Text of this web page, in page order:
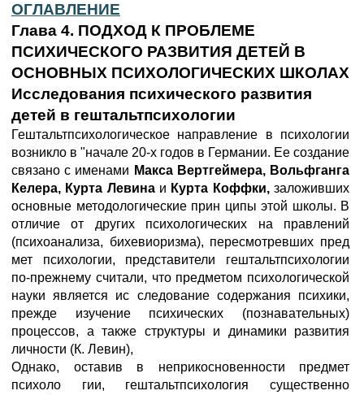
ОГЛАВЛЕНИЕ
Глава 4. ПОДХОД К ПРОБЛЕМЕ
ПСИХИЧЕСКОГО РАЗВИТИЯ ДЕТЕЙ В
ОСНОВНЫХ ПСИХОЛОГИЧЕСКИХ ШКОЛАХ
Исследования психического развития
детей в гештальтпсихологии
Гештальтпсихологическое направление в психологии
возникло в "начале 20-х годов в Германии. Ее создание
связано с именами Макса Вертгеймера, Вольфганга
Келера, Курта Левина и Курта Коффки,заложивших
основные методологические прин ципы этой школы. В
отличие от других психологических на правлений
(психоанализа, бихевиоризма), пересмотревших пред
мет психологии, представители гештальтпсихологии
по-прежнему считали, что предметом психологической
науки является ис следование содержания психики,
прежде изучение психических (познавательных)
процессов, а также структуры и динамики развития
личности (К. Левин),
Однако, оставив в неприкосновенности предмет
психоло гии, гештальтпсихология существенно